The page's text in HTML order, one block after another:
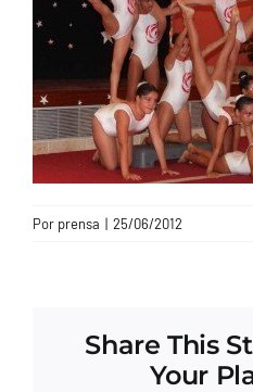
Por prensa | 25/06/2012
Share This
Your